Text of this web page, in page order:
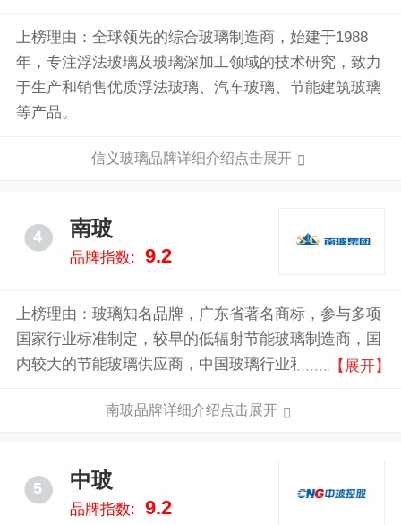
上榜理由：全球领先的综合玻璃制造商，始建于1988
年，专注浮法玻璃及玻璃深加工领域的技术研究，致力
于生产和销售优质浮法玻璃、汽车玻璃、节能建筑玻璃
等产品。
信义玻璃品牌详细介绍点击展开
4 南玻
品牌指数: 9.2
上榜理由：玻璃知名品牌，广东省著名商标，参与多项
国家行业标准制定，较早的低辐射节能玻璃制造商，国
内较大的节能玻璃供应商，中国玻璃行业和太阳能行业
节能玻璃、电子玻璃及显示器件、太阳能光伏三条完整
三角、华南珠三角、西南成渝地区、华北京津冀地区以
及华中湖北地区。南玻同时拥有全国性和国际化的运营
网络，产品广受国内外客户赞誉。中国南玻集团正让全
【展开】
南玻品牌详细介绍点击展开
5 中玻
品牌指数: 9.2